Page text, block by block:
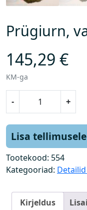
Prügiurn,
145,29 €
KM-ga
-
i
u
r
+
Lisa tellimusele
Tootekood: 554
Kategooriad:
Kirjeldus